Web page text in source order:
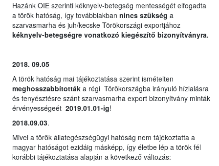
Hazánk OIE szerinti kéknyelv-betegség mentességét elfogadta
a török hatóság, így továbbiakban nincs szükség a
szarvasmarha és juh/kecske Törökországi exportjához
kéknyelv-betegségre vonatkozó kiegészítő bizonyítványra.
2018. 09.05
A török hatóság mai tájékoztatása szerint ismételten
meghosszabbították a régi Törökországba irányuló hízlalásra
és tenyésztésre szánt szarvasmarha export bizonyítvány minták
érvényességeét 2019.01.01-ig!
2018.09.03.
Mivel a török állategészségügyi hatóság nem tájékoztatta a
magyar hatóságot ezidáig másképp, így életbe lép a török fél
korábbi tájékoztatása alapján a következő változás: